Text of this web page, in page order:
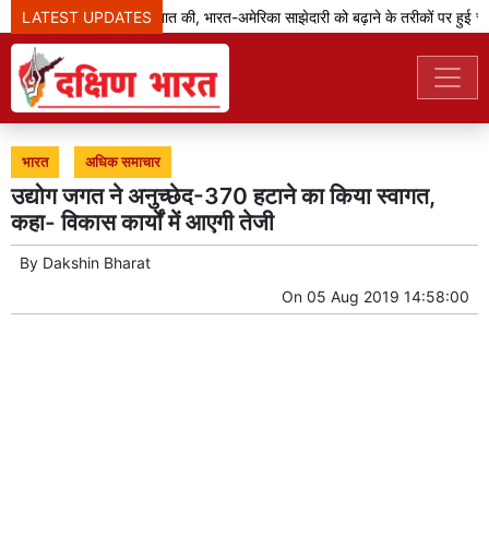
LATEST UPDATES
जेडी वेंस ने मोदी से बात की, भारत-अमेरिका साझेदारी को बढ़ाने के तरीकों पर हुई चर्चा
भारत अधिक समाचार
उद्योग जगत ने अनुच्छेद-370 हटाने का किया स्वागत,
कहा- विकास कार्यों में आएगी तेजी
By Dakshin Bharat
On 05 Aug 2019 14:58:00